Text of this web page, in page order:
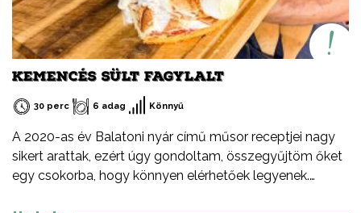
lehetsz benne, hogy magyar termék, csak és kizárólag
tejből vagy annak melléktermékeiből készült (író, savó).
KEMENCÉS SÜLT FAGYLALT
30 perc 6 adag Könnyű
A 2020-as év Balatoni nyár című műsor receptjei nagy
sikert arattak, ezért úgy gondoltam, összegyűjtöm őket
egy csokorba, hogy könnyen elérhetőek legyenek.